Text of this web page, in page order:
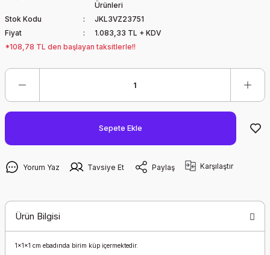
Ürünleri
Stok Kodu
JKL3VZ23751
Fiyat
1.083,33 TL + KDV
*108,78 TL den başlayan taksitlerle!!
Sepete Ekle
Yorum Yaz Tavsiye Et Paylaş Karşılaştır
Ürün Bilgisi
1x1x1 cm ebadında birim küp içermektedir.